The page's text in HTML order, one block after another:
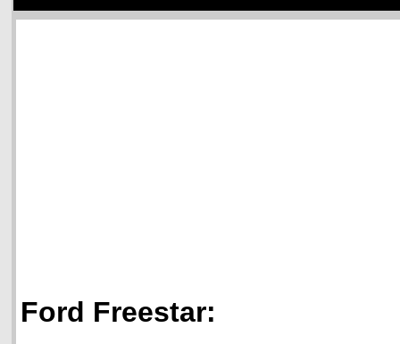
Ford Freestar: